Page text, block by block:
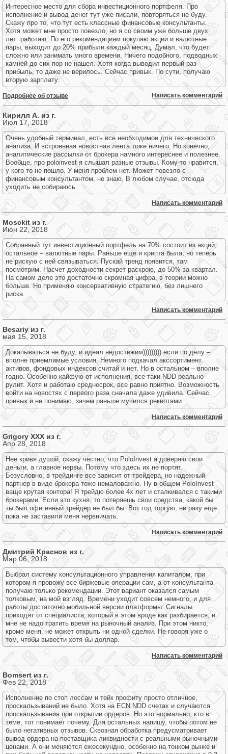
Интересное место для сбора инвестиционного портфеля. Про
исполнение и вывод денег тут уже писали, повторяться не буду.
Скажу про то, что тут есть классные финансовые консультанты.
Хотя может мне просто повезло, но я со своим уже больше двух
лет работаю. По его рекомендациям покупаю акции и валютные
пары, выходит до 20% прибыли каждый месяц. Думал, что будет
сложно или занимать много времени. Ничего подобного, подводных
камней до сих пор не нашел. Хотя когда выводил первый раз
прибыль, то даже не верилось. Сейчас привык. По сути, получаю
вторую зарплату.
Подробнее об отзыве Написать комментарий
Кирилл А. из г.
Июл 17, 2018
Очень удобный терминал, есть все необходимое для технического
анализа. И встроенная новостная лента тоже ничего. Но конечно,
аналитические рассылки от брокера намного интереснее и полезнее.
Вообще, про poloinvest я слышал разные отзывы. Кому-то нравится,
у кого-то не пошло. У меня проблем нет. Может повезло с
финансовым консультантом, не знаю. В любом случае, отсюда
уходить не собираюсь.
Написать комментарий
Mosckit из г.
Июн 22, 2018
Собранный тут инвестиционный портфель на 70% состоит из акций,
остальное – валютные пары. Раньше еще и крипта была, но теперь
не рискую с ней связываться. Пускай тренд появится, там
посмотрим. Насчет доходности секрет раскрою, до 50% за квартал.
На самом деле это достаточно скромная цифра, в теории можно
больше. Но применяю консервативную стратегию, без лишнего
риска.
Написать комментарий
Besariy из г.
мая 15, 2018
Докапываться не буду, и идеал недостижим))))))))) если по делу –
вполне приемлимые условия. Немного подкачал акссортимент
активов, фондовых индексов считай и нет. Но в остальном – вполне
годно. Особенно кайфую от исполнения, все таки NDD реально
рулит. Хотя и работаю среднесрок, все равно приятно. Возможность
войти на новостях с первого раза сначала даже удивила. Сейчас
привык и не понимаю, зачем раньше мучился реквотами.
Написать комментарий
Grigory XXX из г.
Апр 28, 2018
Нее кривя душой, скажу честно, что PoloInvest я доверяю свои
деньги, а главное нервы. Потому что здесь их не портят.
Безусловно, в трейдинге все зависит от трейдера, но надежный
партнер в виде брокера тоже немаловажно. Ну в общем PoloInvest
ваще крутая контора! Я трейдю более 4х лет и сталкивался с такими
брокерами. Если это кухня, то потеряешь свои средства, какой бы
ты был офигенный трейдер не был бы. Вот год торгую, ни разу еще
пока не заставили меня нервничать.
Написать комментарий
Дмитрий Краснов из г.
Мар 06, 2018
Выбрал систему консультационного управления капиталом, при
котором я провожу все биржевые операции сам, а от консультанта
получаю только рекомендации. Этот вариант оказался самым
толковым, на мой взгляд. Времени уходит совсем немного, и для
работы достаточно мобильной версии платформы. Сигналы
приходят от специалиста, который в этом вроде как разбирается, и
мне не надо тратить время на рыночный анализ. При этом никто,
кроме меня, не может открыть ни одной сделки. Не говоря уже о
том, чтобы вывести хотя бы доллар.
Написать комментарий
Bomsert из г.
Фев 22, 2018
Исполнение по стоп лоссам и тейк профиту просто отличное,
проскальзываний не было. Хотя на ECN NDD счетах и случаются
проскальзывания при открытии ордеров. Но это нормально, кто в
теме, тот понимает почему. Для остальных напишу, чтобы потом не
было негативных отзывов. Сквозная обработка предусматривает
вывод ордера на поставщика ликвидности с реальными рыночными
ценами. А они меняются ежесекундно, особенно на тонком рынке и